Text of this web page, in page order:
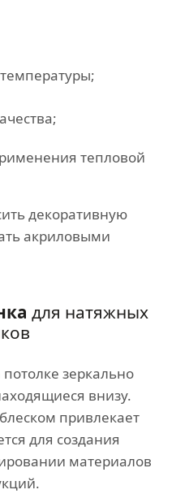
тепловой
декоративную
акриловыми
для натяжных
потолке зеркально
внизу.
привлекает
для создания
материалов